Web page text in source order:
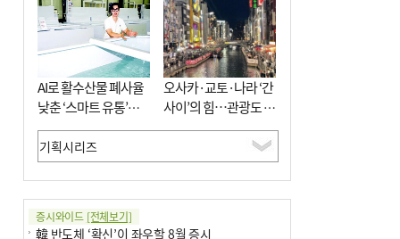
AI로 활수산물 폐사율
낮춘 ‘스마트 유통’…
사막·산악지대 수출
도전
오사카·교토·나라 ‘간
사이’의 힘…관광도 뭉
쳐야 흥한다
증시와이드 [전체보기]
韓 반도체 ‘확신’이 좌우할 8월 증시